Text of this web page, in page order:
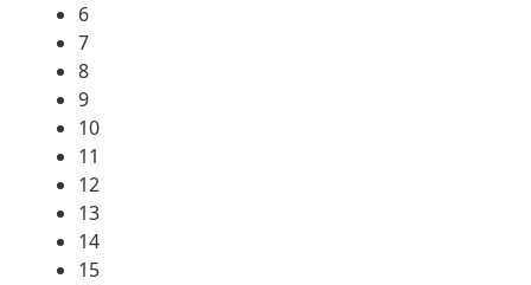
6
7
8
9
10
11
12
13
14
15